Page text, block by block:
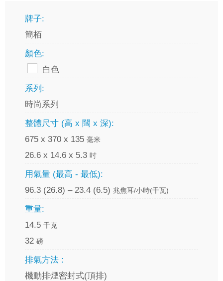
牌子:
簡栢
顏色:
白色
系列:
時尚系列
整體尺寸 (高 x 闊 x 深):
675 x 370 x 135 毫米
26.6 x 14.6 x 5.3 吋
用氣量 (最高 - 最低):
96.3 (26.8) – 23.4 (6.5) 兆焦耳/小時(千瓦)
重量:
14.5 千克
32 磅
排氣方法 :
機動排煙密封式(頂排)